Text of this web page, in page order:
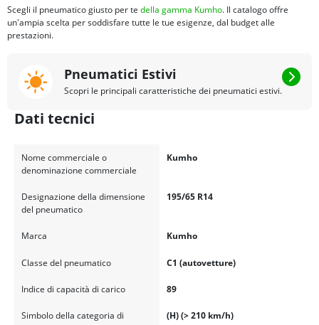
Scegli il pneumatico giusto per te della gamma Kumho. Il catalogo offre
un'ampia scelta per soddisfare tutte le tue esigenze, dal budget alle
prestazioni.
Pneumatici Estivi
Scopri le principali caratteristiche dei pneumatici estivi.
Dati tecnici
Nome commerciale o
denominazione commerciale
Kumho
Designazione della dimensione
del pneumatico
195/65 R14
Marca Kumho
Classe del pneumatico C1 (autovetture)
Indice di capacità di carico 89
Simbolo della categoria di
(H) (> 210 km/h)